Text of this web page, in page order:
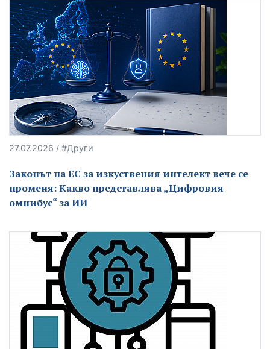
27.07.2026 / #Други
Законът на ЕС за изкуствения интелект вече се
променя: Какво представлява „Цифровия
омнибус“ за ИИ